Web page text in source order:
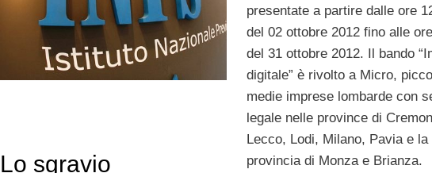
presentate a partire dalle ore
del 02 ottobre 2012 fino alle
del 31 ottobre 2012. Il bando
digitale” è rivolto a Micro,
medie imprese lombarde con
legale nelle province di
Lecco, Lodi, Milano, Pavia e la
provincia di Monza e Brianza.
Lo sgravio